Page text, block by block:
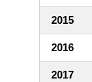
2015
2016
2017